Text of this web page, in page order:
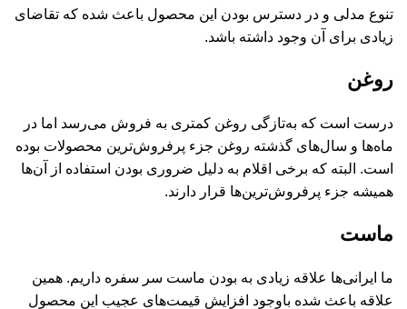
تنوع مدلی و در دسترس بودن این محصول باعث شده که تقاضای
زیادی برای آن وجود داشته باشد.
روغن
درست است که به‌تازگی روغن کمتری به فروش می‌رسد اما در
ماه‌ها و سال‌های گذشته روغن جزء پرفروش‌ترین محصولات بوده
است. البته که برخی اقلام به دلیل ضروری بودن استفاده از آن‌ها
همیشه جزء پرفروش‌ترین‌ها قرار دارند.
ماست
ما ایرانی‌ها علاقه زیادی به بودن ماست سر سفره داریم. همین
علاقه باعث شده باوجود افزایش قیمت‌های عجیب این محصول